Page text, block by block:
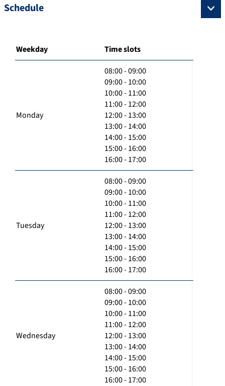
Schedule
Weekday Time slots
Monday
08:00 - 09:00
09:00 - 10:00
10:00 - 11:00
11:00 - 12:00
12:00 - 13:00
13:00 - 14:00
14:00 - 15:00
15:00 - 16:00
16:00 - 17:00
Tuesday
08:00 - 09:00
09:00 - 10:00
10:00 - 11:00
11:00 - 12:00
12:00 - 13:00
13:00 - 14:00
14:00 - 15:00
15:00 - 16:00
16:00 - 17:00
Wednesday
08:00 - 09:00
09:00 - 10:00
10:00 - 11:00
11:00 - 12:00
12:00 - 13:00
13:00 - 14:00
14:00 - 15:00
15:00 - 16:00
16:00 - 17:00